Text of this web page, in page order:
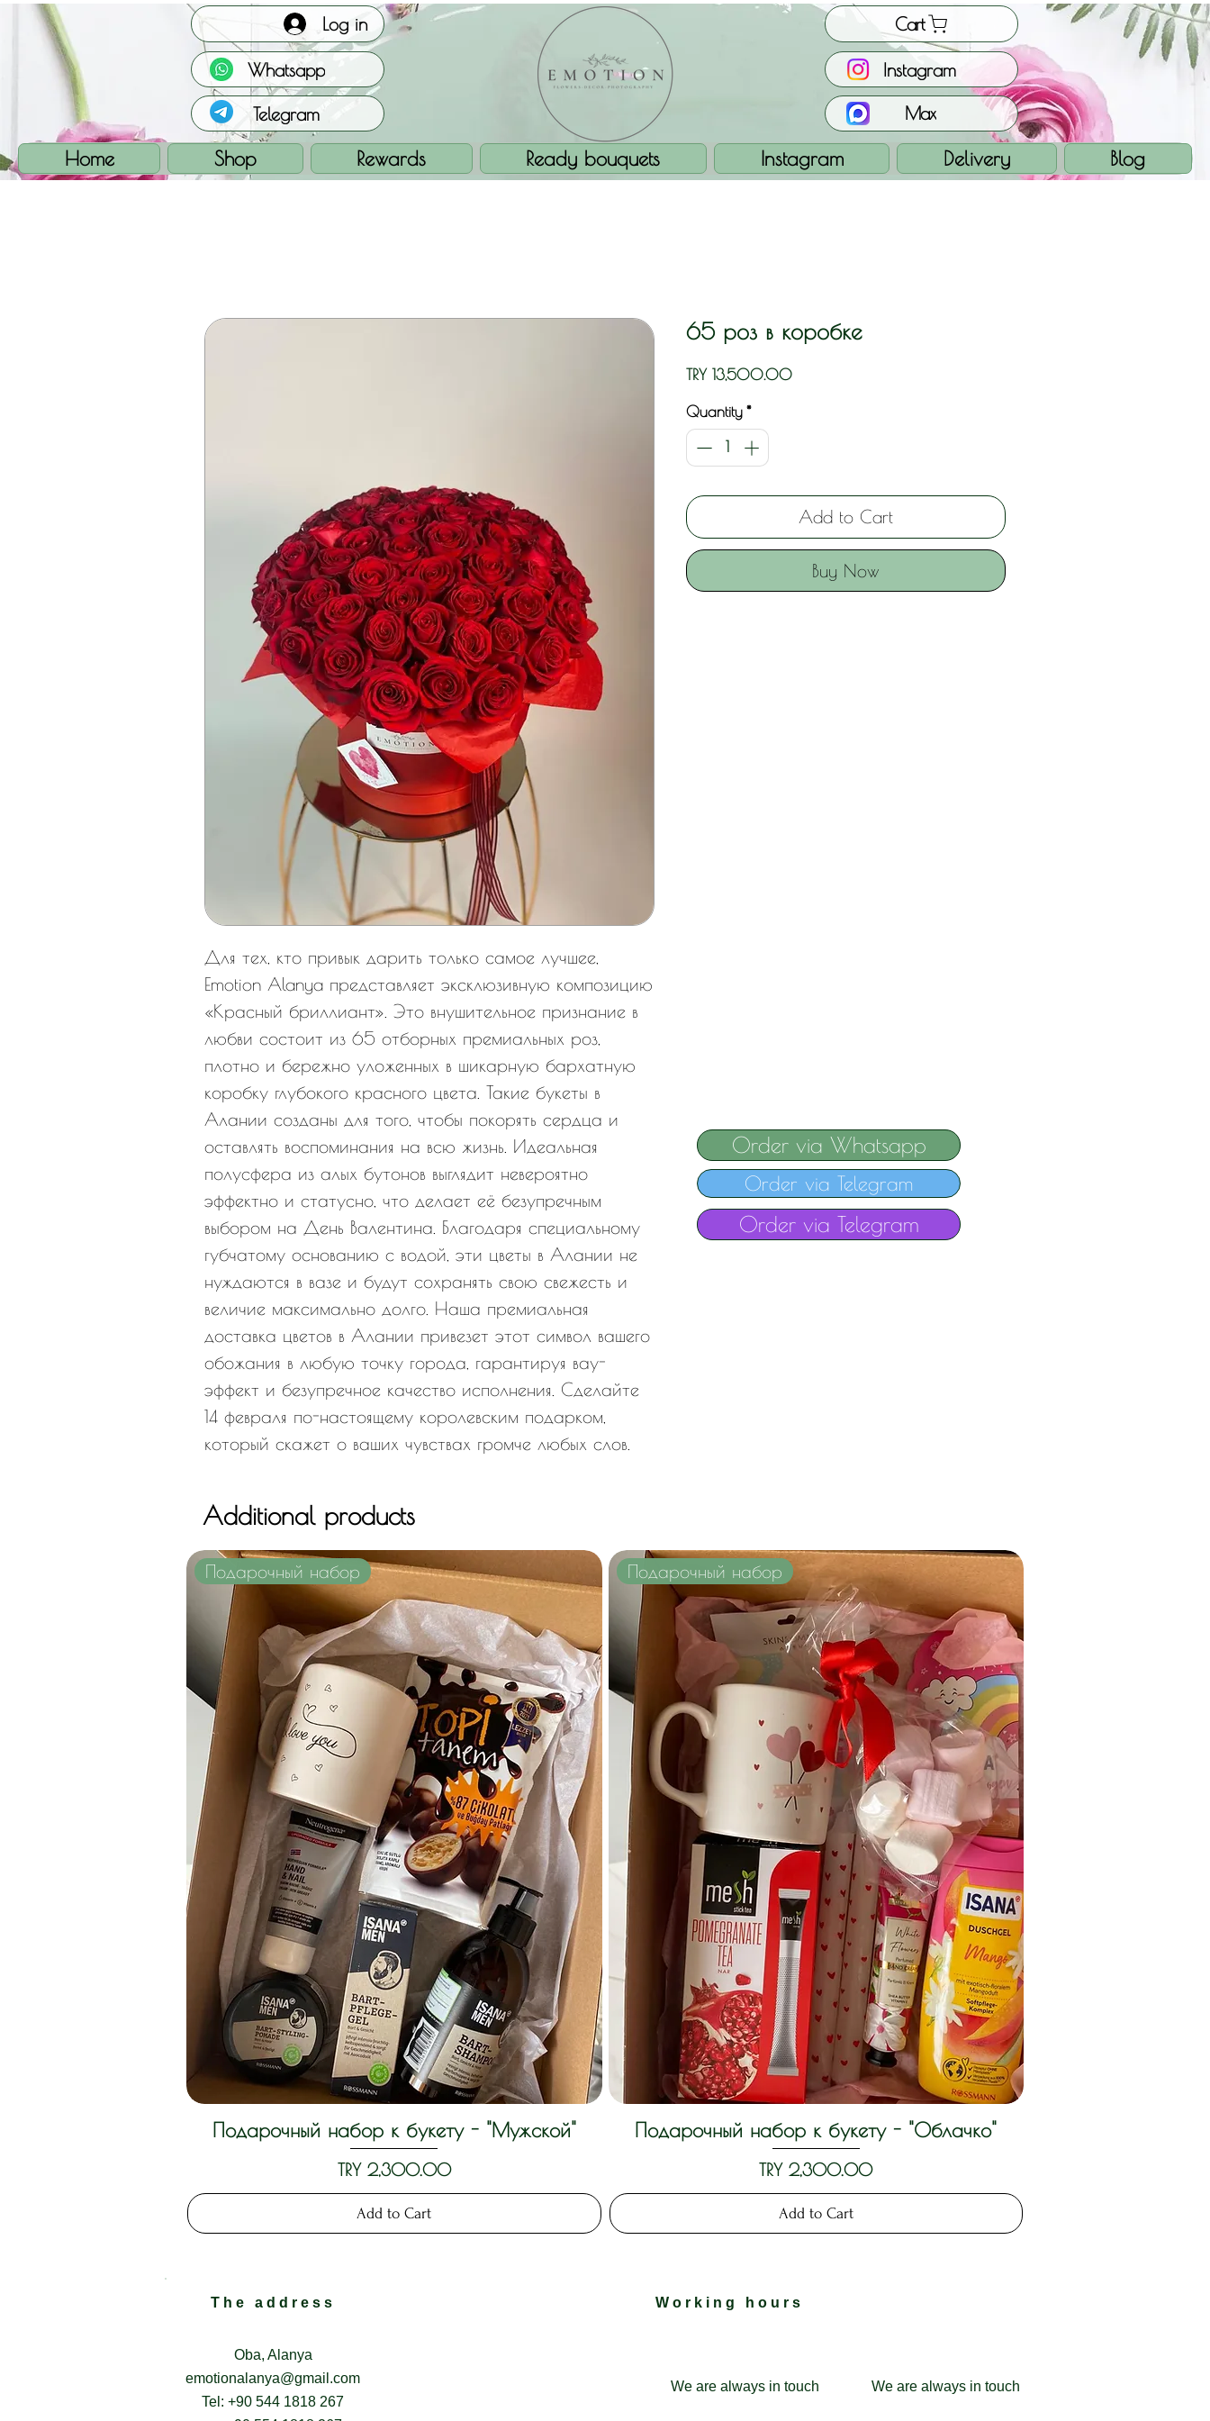
Log in
Whatsapp
Telegram
Cart
Max
Home Shop Rewards Ready bouquets Instagram Delivery Blog
Instagram
Для тех, кто привык дарить только самое лучшее,
Emotion Alanya представляет эксклюзивную композицию
«Красный бриллиант». Это внушительное признание в
любви состоит из 65 отборных премиальных роз,
плотно и бережно уложенных в шикарную бархатную
коробку глубокого красного цвета. Такие букеты в
Алании созданы для того, чтобы покорять сердца и
оставлять воспоминания на всю жизнь. Идеальная
полусфера из алых бутонов выглядит невероятно
эффектно и статусно, что делает её безупречным
выбором на День Валентина. Благодаря специальному
губчатому основанию с водой, эти цветы в Алании не
нуждаются в вазе и будут сохранять свою свежесть и
величие максимально долго. Наша премиальная
доставка цветов в Алании привезет этот символ вашего
обожания в любую точку города, гарантируя вау-
эффект и безупречное качество исполнения. Сделайте
14 февраля по-настоящему королевским подарком,
который скажет о ваших чувствах громче любых слов.
65 роз в коробке
TRY 13,500.00Price
Quantity *
Add to Cart
Buy Now
Order via Whatsapp
Order via Telegram
Order via Telegram
Additional products
Quick View
Подарочный набор
Подарочный набор к букету - "Мужской"
Price
TRY 2,300.00
Add to Cart
Quick View
Подарочный набор
Подарочный набор к букету - "Облачко"
Price
TRY 2,300.00
Add to Cart
The address
Oba, Alanya
emotionalanya@gmail.com
Tel: +90 544 1818 267
Working hours
We are always in touch We are always in touch